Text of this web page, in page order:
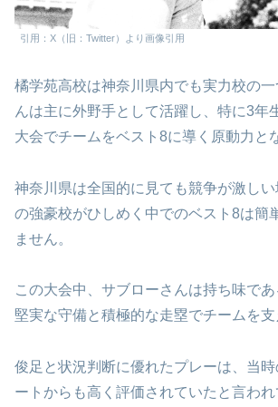
引用：X（旧：Twitter）より画像引用
橘学苑高校は神奈川県内でも実力校の
んは主に外野手として活躍し、特に3年
大会でチームをベスト8に導く原動力と
神奈川県は全国的に見ても競争が激しい
の強豪校がひしめく中でのベスト8は簡
ません。
この大会中、サブローさんは持ち味であ
堅実な守備と積極的な走塁でチームを支
俊足と状況判断に優れたプレーは、当
ートからも高く評価されていたと言われ